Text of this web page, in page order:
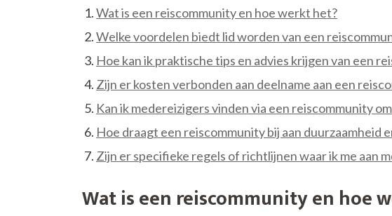
Wat is een reiscommunity en hoe werkt het?
Welke voordelen biedt lid worden van een
Hoe kan ik praktische tips en advies krijgen van een
Zijn er kosten verbonden aan deelname aan een
Kan ik medereizigers vinden via een reiscommunity
Hoe draagt een reiscommunity bij aan duurzaamheid
Zijn er specifieke regels of richtlijnen waar ik me aan
Wat is een reiscommunity en hoe